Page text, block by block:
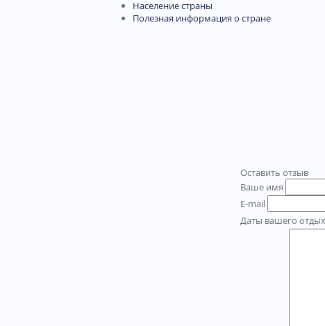
Население страны
Полезная информация о стране
Оставить отзыв
Ваше имя
E-mail
Даты вашего